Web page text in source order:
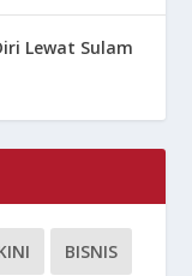
Lewat Sulam
BISNIS